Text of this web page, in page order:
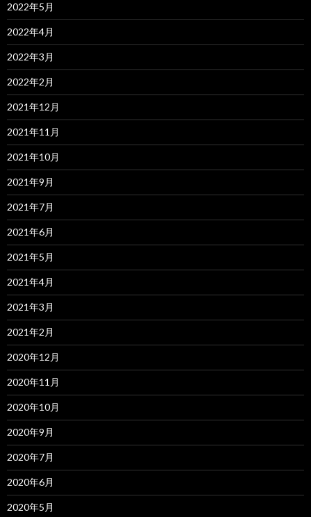
2022年5月
2022年4月
2022年3月
2022年2月
2021年12月
2021年11月
2021年10月
2021年9月
2021年7月
2021年6月
2021年5月
2021年4月
2021年3月
2021年2月
2020年12月
2020年11月
2020年10月
2020年9月
2020年7月
2020年6月
2020年5月